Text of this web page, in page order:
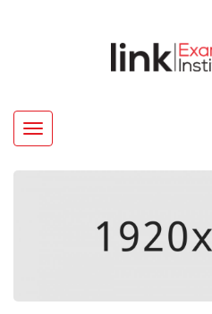
Toggle
navigation